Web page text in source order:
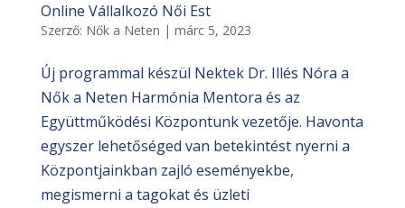
Online Vállalkozó Női Est
Szerző: Nők a Neten | márc 5, 2023
Új programmal készül Nektek Dr. Illés Nóra a
Nők a Neten Harmónia Mentora és az
Együttműködési Központunk vezetője. Havonta
egyszer lehetőséged van betekintést nyerni a
Központjainkban zajló eseményekbe,
megismerni a tagokat és üzleti